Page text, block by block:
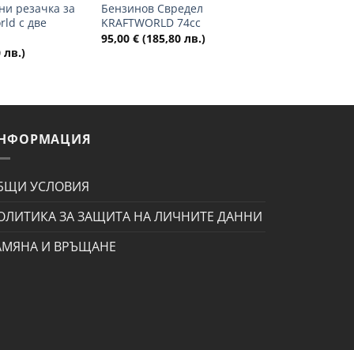
резачка за
с две
лв.)
Бензинов Свредел
KRAFTWORLD 74cc
95,00 € (185,80 лв.)
УСЛОВИЯ
ЗА ЗАЩИТА НА ЛИЧНИТЕ ДАННИ
И ВРЪЩАНЕ